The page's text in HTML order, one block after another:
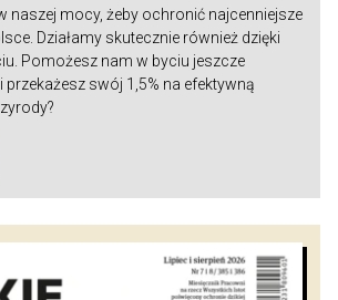
naszej mocy, żeby ochronić najcenniejsze
Działamy skutecznie również dzięki
Pomożesz nam w byciu jeszcze
przekażesz swój 1,5% na efektywną